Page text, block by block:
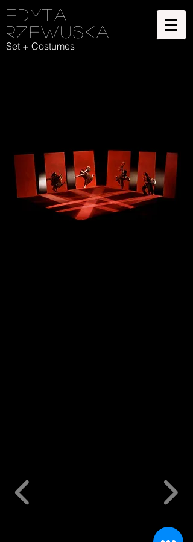
Edyta
Rzewuska
Set + Costumes